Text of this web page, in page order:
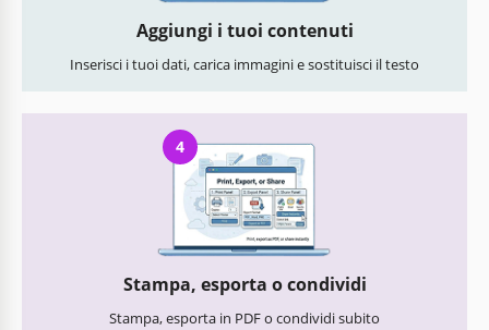
Aggiungi i tuoi contenuti
Inserisci i tuoi dati, carica immagini e sostituisci il testo
4
Stampa, esporta o condividi
Stampa, esporta in PDF o condividi subito